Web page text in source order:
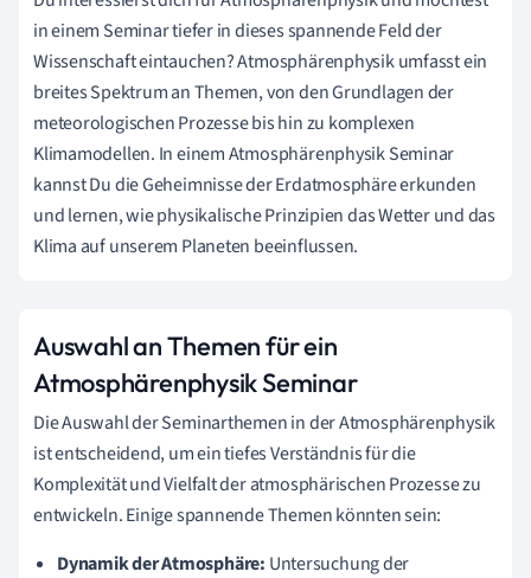
in einem Seminar tiefer in dieses spannende Feld der
Wissenschaft eintauchen? Atmosphärenphysik umfasst ein
breites Spektrum an Themen, von den Grundlagen der
meteorologischen Prozesse bis hin zu komplexen
Klimamodellen. In einem Atmosphärenphysik Seminar
kannst Du die Geheimnisse der Erdatmosphäre erkunden
und lernen, wie physikalische Prinzipien das Wetter und das
Klima auf unserem Planeten beeinflussen.
Auswahl an Themen für ein
Atmosphärenphysik Seminar
Die Auswahl der Seminarthemen in der Atmosphärenphysik
ist entscheidend, um ein tiefes Verständnis für die
Komplexität und Vielfalt der atmosphärischen Prozesse zu
entwickeln. Einige spannende Themen könnten sein:
Dynamik der Atmosphäre: Untersuchung der